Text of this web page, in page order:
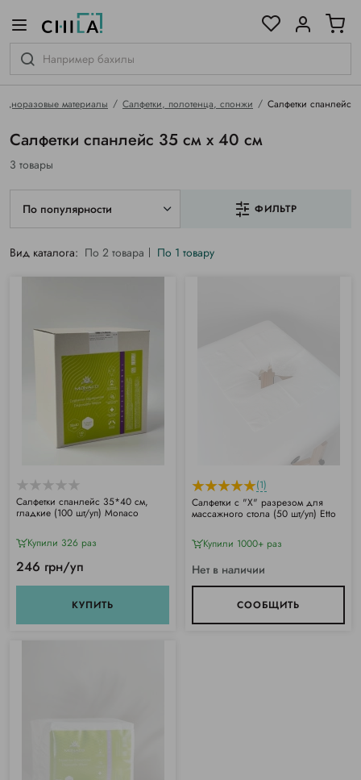
материалы Салфетки, полотенца, спонжи Салфетки спанлейс
Салфетки спанлейс 35 см х 40 см
3 товары
По популярности ФИЛЬТР
Вид каталога: По 2 товара По 1 товару
Салфетки спанлейс 35*40 см,
гладкие (100 шт/уп) Monaco
Купили 326 раз
246 грн/уп
КУПИТЬ
(1)
Салфетки с "X" разрезом для
массажного стола (50 шт/уп) Etto
Купили 1000+ раз
Нет в наличии
СООБЩИТЬ
гамме